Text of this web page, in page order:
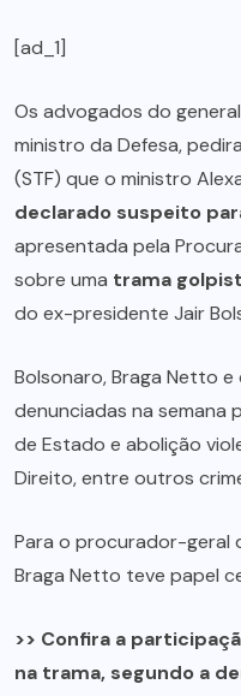
[ad_1]
Os advogados do
ministro da Defesa,
(STF) que o ministro
declarado suspeito
apresentada pela
sobre uma trama
do ex-presidente Jair
Bolsonaro, Braga Netto
denunciadas na semana
de Estado e abolição
Direito, entre outros
Para o procurador-geral
Braga Netto teve papel
>> Confira a
na trama, segundo a